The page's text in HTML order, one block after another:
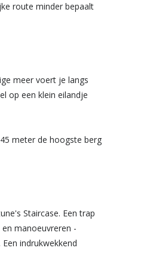
route minder bepaalt
meer voert je langs
op een klein eilandje
meter de hoogste berg
Staircase. Een trap
manoeuvreren -
indrukwekkend